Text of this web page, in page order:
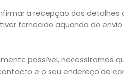
a recepção dos detalhes
fornecido aquando do
possível, necessitamos
e o seu endereço de